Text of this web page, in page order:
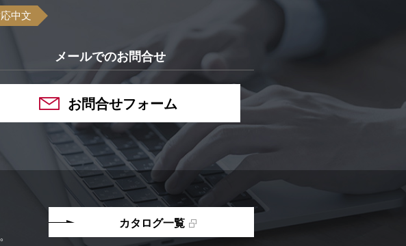
中文
メールでのお問合せ
お問合せフォーム
カタログ一覧